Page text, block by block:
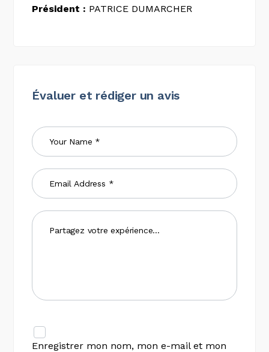
Président : PATRICE DUMARCHER
Évaluer et rédiger un avis
Enregistrer mon nom, mon e-mail et mon